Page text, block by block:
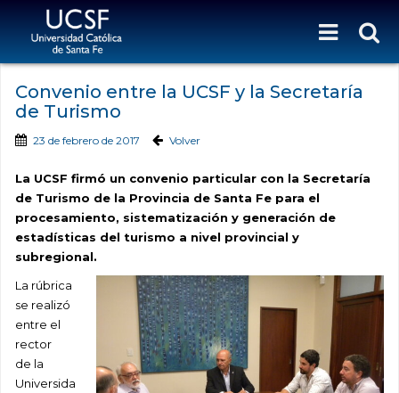
Convenio entre la UCSF y la Secretaría
de Turismo
23 de febrero de 2017 Volver
La UCSF firmó un convenio particular con la Secretaría
de Turismo de la Provincia de Santa Fe para el
procesamiento, sistematización y generación de
estadísticas del turismo a nivel provincial y
subregional.
La rúbrica
se realizó
entre el
rector
de la
Universida